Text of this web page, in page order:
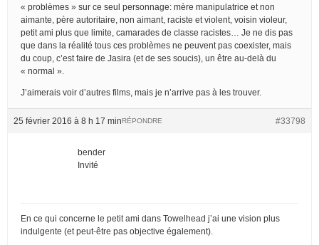
« problèmes » sur ce seul personnage: mère manipulatrice et non
aimante, père autoritaire, non aimant, raciste et violent, voisin violeur,
petit ami plus que limite, camarades de classe racistes… Je ne dis pas
que dans la réalité tous ces problèmes ne peuvent pas coexister, mais
du coup, c’est faire de Jasira (et de ses soucis), un être au-delà du
« normal ».
J’aimerais voir d’autres films, mais je n’arrive pas à les trouver.
25 février 2016 à 8 h 17 min #33798
RÉPONDRE
bender
Invité
En ce qui concerne le petit ami dans Towelhead j’ai une vision plus
indulgente (et peut-être pas objective également).